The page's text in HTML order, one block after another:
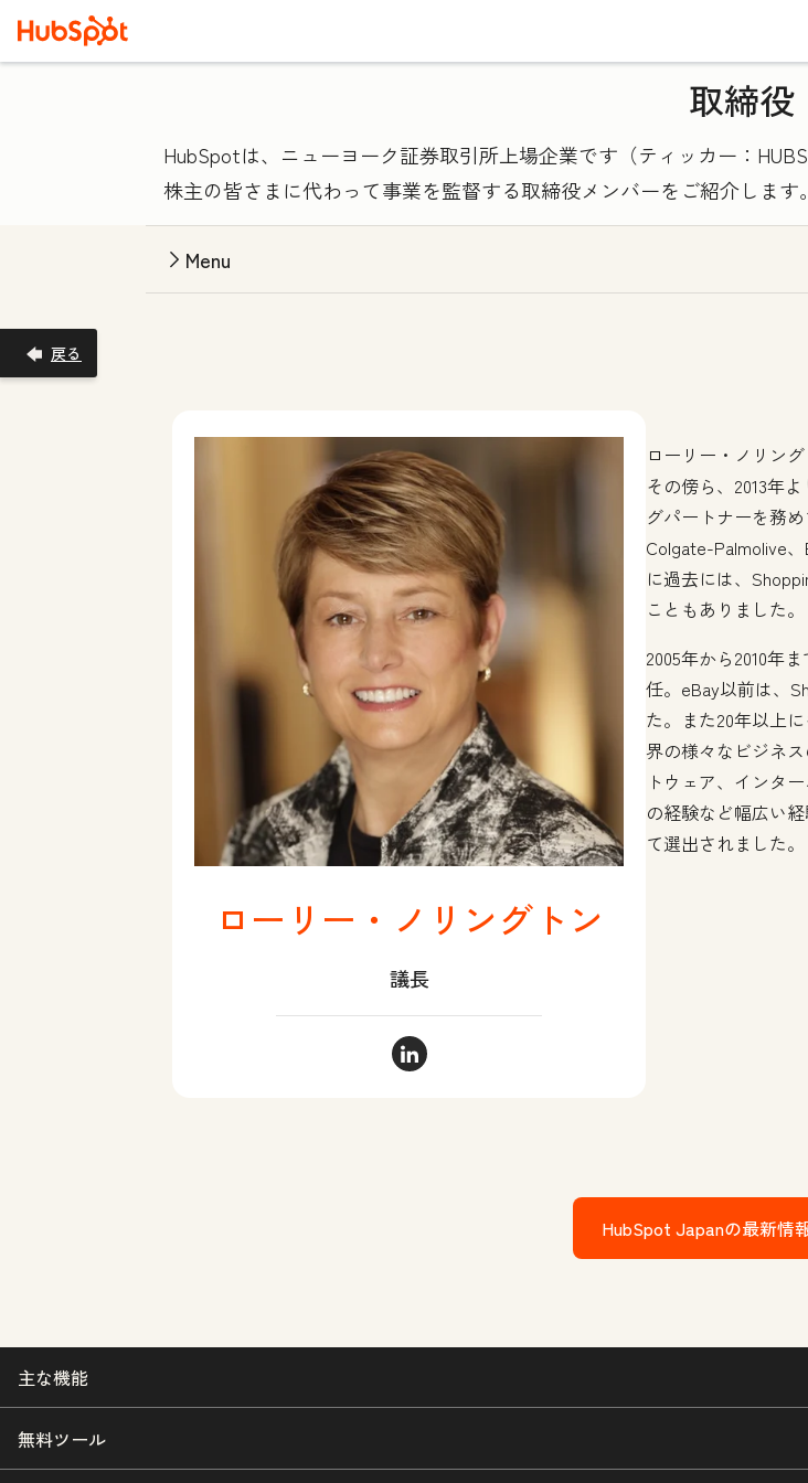
取締役
HubSpotは、ニューヨーク証券取引所上場企業です（ティッカー：HUBS
株主の皆さまに代わって事業を監督する取締役メンバーをご紹介します。
Menu
戻る
ローリー・ノリングトン
議長
ローリー・ノリングトン LinkedIn
ローリー・ノリン
その傍ら、2013年
グパートナーを務
Colgate-Palmolive
に過去には、
こともありました。
2005年から2010年
任。eBay以前は、
た。また20年以上
界の様々なビジネ
トウェア、インタ
の経験など幅広い
て選出されました。
HubSpot Japanの最新情
主な機能
無料ツール